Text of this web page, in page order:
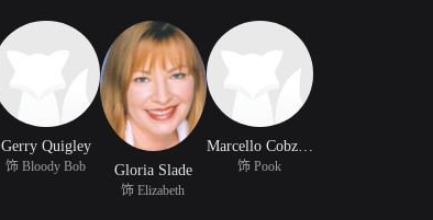
Gerry Quigley
饰 Bloody Bob Gloria Slade
饰 Elizabeth
Marcello Cobzarju
饰 Pook